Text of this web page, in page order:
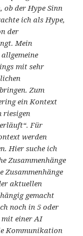
ob der Hype Sinn
ich als Hype,
der
Mein
mit sehr
Zum
ein Kontext
riesigen
Für
werden
Hier suche ich
Zusammenhänge
Zusammenhänge
aktuellen
gemacht
noch in 5 oder
mit einer AI
Kommunikation